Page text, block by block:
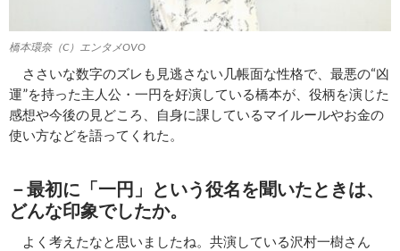
橋本環奈（C）エンタメOVO
ささいな数字のズレも見逃さない几帳面な性格で、最悪の“凶
運”を持った主人公・一円を好演している橋本が、役柄を演じた
感想や今後の見どころ、自身に課しているマイルールやお金の
使い方などを語ってくれた。
－最初に「一円」という役名を聞いたときは、
どんな印象でしたか。
よく考えたなと思いましたね。共演している沢村一樹さん